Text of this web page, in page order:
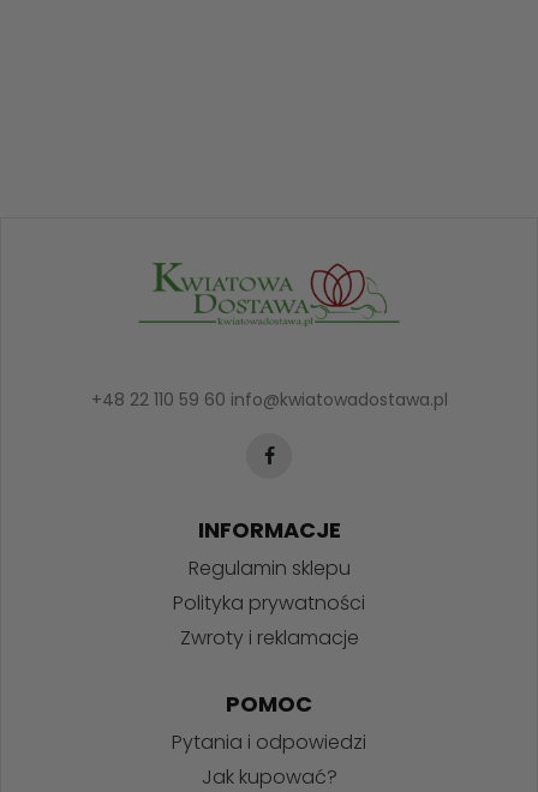
+48 22 110 59 60 info@kwiatowadostawa.pl
INFORMACJE
Regulamin sklepu
Polityka prywatności
Zwroty i reklamacje
POMOC
Pytania i odpowiedzi
Jak kupować?